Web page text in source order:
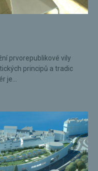
prvorepublikové vily
principů a tradic
je...